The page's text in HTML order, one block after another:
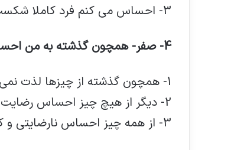
3- احساس می کنم فرد کاملا شکست خورده ای هستم.
4- صفر- همچون گذشته به من احساس رضایت (لذت) دست می دهد.
1- همچون گذشته از چیزها لذت نمی برم.
2- دیگر از هیچ چیز احساس رضایت به من دست نمی دهد.
3- از همه چیز احساس نارضایتی و کسالت به من دست می دهد.